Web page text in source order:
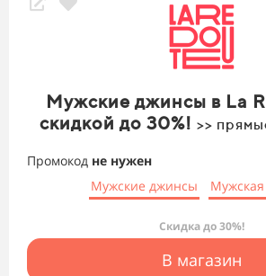
Мужские джинсы в La
скидкой до 30%! >>
Промокод не нужен
Мужские джинсы
Скидка до 30%!
В магазин